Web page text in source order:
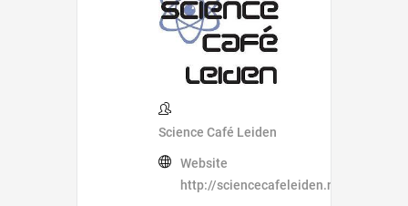
Science Café Leiden
Website
http://sciencecafeleiden.nl/